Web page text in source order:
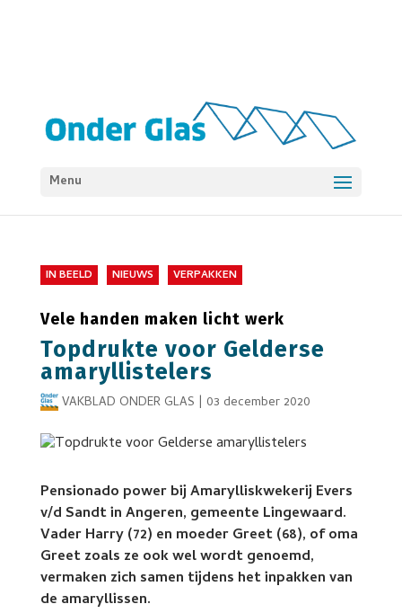
Menu
IN BEELD NIEUWS VERPAKKEN
Vele handen maken licht werk
Topdrukte voor Gelderse
amaryllistelers
VAKBLAD ONDER GLAS | 03 december 2020
Pensionado power bij Amarylliskwekerij Evers
v/d Sandt in Angeren, gemeente Lingewaard.
Vader Harry (72) en moeder Greet (68), of oma
Greet zoals ze ook wel wordt genoemd,
vermaken zich samen tijdens het inpakken van
de amaryllissen.